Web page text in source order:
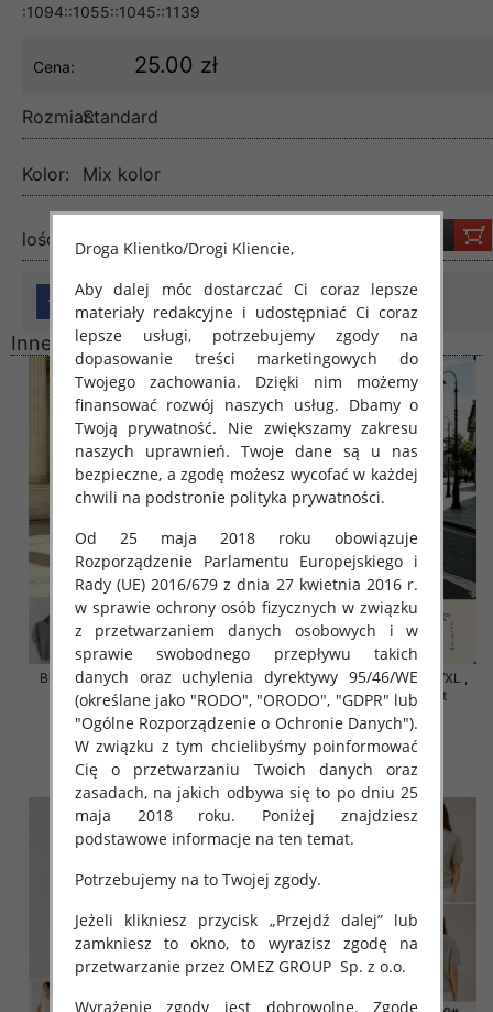
:1094::1055::1045::1139
Cena: 25.00 zł
Rozmiar:Standard
Kolor: Mix kolor
lość:
Inne produkty
Bluzki damskie Roz S/M-L/XL ,
Mix Kolor Paczka 10 szt
42.00 zł
szczegóły
Bluzki damskie Roz S/M-L/XL ,
Mix Kolor Paczka 10 szt
42.00 zł
szczegóły
Droga Klientko/Drogi Kliencie,
Aby dalej móc dostarczać Ci coraz lepsze
materiały redakcyjne i udostępniać Ci coraz
lepsze usługi, potrzebujemy zgody na
dopasowanie treści marketingowych do
Twojego zachowania. Dzięki nim możemy
finansować rozwój naszych usług. Dbamy o
Twoją prywatność. Nie zwiększamy zakresu
naszych uprawnień. Twoje dane są u nas
bezpieczne, a zgodę możesz wycofać w każdej
chwili na podstronie polityka prywatności.
Od 25 maja 2018 roku obowiązuje
Rozporządzenie Parlamentu Europejskiego i
Rady (UE) 2016/679 z dnia 27 kwietnia 2016 r.
w sprawie ochrony osób fizycznych w związku
z przetwarzaniem danych osobowych i w
sprawie swobodnego przepływu takich
danych oraz uchylenia dyrektywy 95/46/WE
(określane jako "RODO", "ORODO", "GDPR" lub
"Ogólne Rozporządzenie o Ochronie Danych").
W związku z tym chcielibyśmy poinformować
Cię o przetwarzaniu Twoich danych oraz
zasadach, na jakich odbywa się to po dniu 25
maja 2018 roku. Poniżej znajdziesz
podstawowe informacje na ten temat.
Potrzebujemy na to Twojej zgody.
Jeżeli klikniesz przycisk „Przejdź dalej” lub
zamkniesz to okno, to wyrazisz zgodę na
przetwarzanie przez OMEZ GROUP Sp. z o.o.
Wyrażenie zgody jest dobrowolne. Zgodę